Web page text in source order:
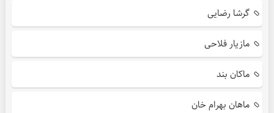
گرشا رضایی
مازیار فلاحی
ماکان بند
ماهان بهرام خان